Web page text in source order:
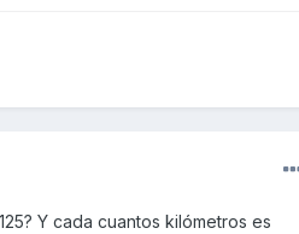
Y cada cuantos kilómetros es